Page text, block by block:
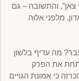
צאן”, והתשובה – גם
מלפני אלוה
מה עדיף בלשון
את הפרק
כי אמונת הגויים